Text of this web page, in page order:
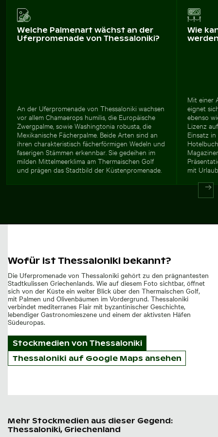
Welche Palmenart wächst an der
Uferpromenade von Thessaloniki?
An der Uferpromenade von Thessaloniki wachsen
vor allem Chamaerops humilis, die Europäische
Zwergpalme, sowie Washingtonia robusta, die
Mexikanische Fächerpalme. Beide Arten sind an
ihren charakteristisch fächerförmigen Wedeln und
faserigen Stämmen erkennbar. Sie gedeihen im
milden Mittelmeerklima am Thermaischen Golf
und prägen das Stadtbild der Küstenpromenade.
Wie
Mit einer
eignet
ebenso
Lizenz
Einsatz
mit
Wofür ist Thessaloniki bekannt?
Die Uferpromenade von Thessaloniki gehört zu den prägnantesten
Stadtkulissen Griechenlands. Wie auf diesem Foto sichtbar, öffnet
sich von der Küste ein weiter Blick über den Thermaischen Golf,
mit Palmen und Olivenbäumen im Vordergrund. Thessaloniki
verbindet mediterranes Flair mit byzantinischer Geschichte,
lebendiger Gastronomieszene und einem der aktivsten Häfen
Südeuropas.
Stockmedien von Thessaloniki
Thessaloniki auf Google Maps ansehen
Mehr Stockmedien aus dieser Gegend:
Thessaloniki, Griechenland